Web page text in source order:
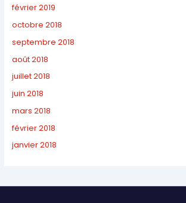
février 2019
octobre 2018
septembre 2018
août 2018
juillet 2018
juin 2018
mars 2018
février 2018
janvier 2018